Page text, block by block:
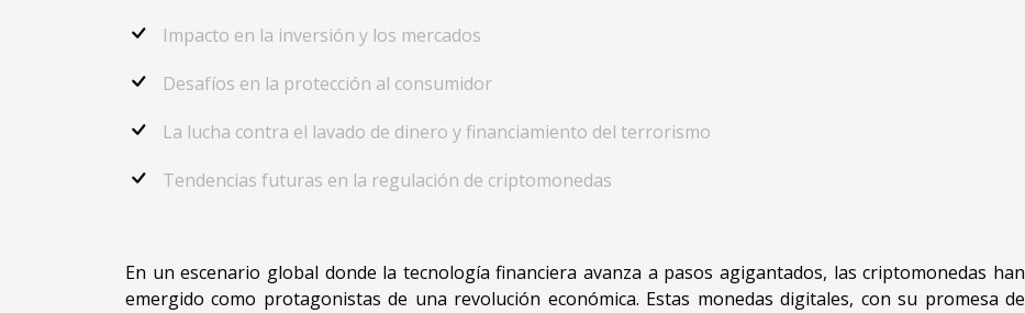
Impacto en la inversión y los mercados
Desafíos en la protección al consumidor
La lucha contra el lavado de dinero y financiamiento del terrorismo
Tendencias futuras en la regulación de criptomonedas
En un escenario global donde la tecnología financiera avanza a pasos agigantados, las criptomonedas han
emergido como protagonistas de una revolución económica. Estas monedas digitales, con su promesa de